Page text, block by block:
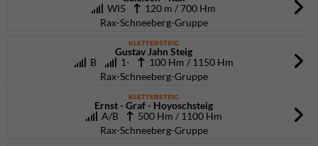
WI5
120 m / 700 Hm
Rax-Schneeberg-Gruppe
KLETTERSTEIG
Gustav Jahn Steig
B
1- 100 Hm / 1150 Hm
Rax-Schneeberg-Gruppe
KLETTERSTEIG
Ernst - Graf - Hoyoschsteig
A/B 500 Hm / 1100 Hm
Rax-Schneeberg-Gruppe